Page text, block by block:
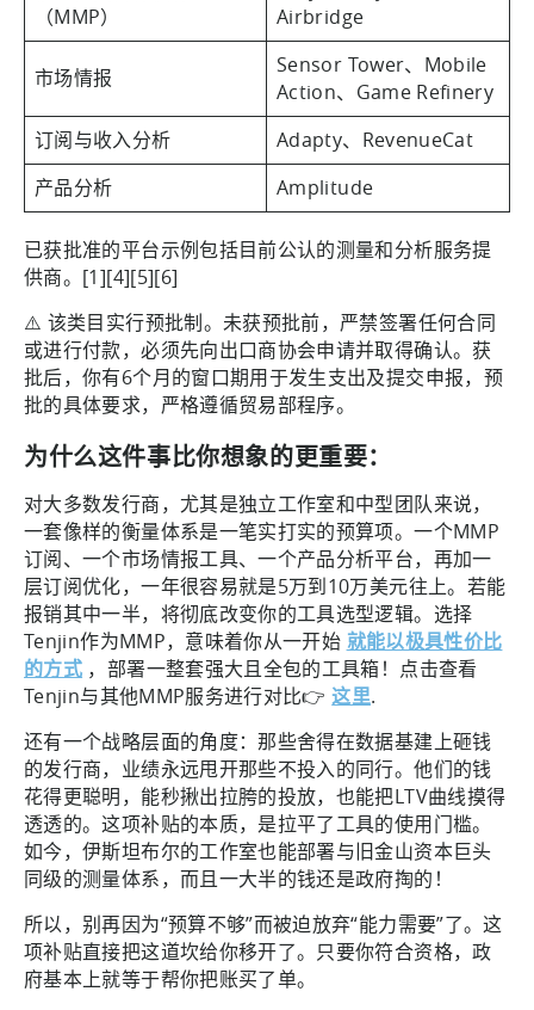
（MMP）
Airbridge
市场情报
Sensor Tower、Mobile
Action、Game Refinery
订阅与收入分析
Adapty、RevenueCat
产品分析
Amplitude
已获批准的平台示例包括目前公认的测量和分析服务提
供商。[1][4][5][6]
⚠️ 该类目实行预批制。未获预批前，严禁签署任何合同
或进行付款，必须先向出口商协会申请并取得确认。获
批后，你有6个月的窗口期用于发生支出及提交申报，预
批的具体要求，严格遵循贸易部程序。
为什么这件事比你想象的更重要：
对大多数发行商，尤其是独立工作室和中型团队来说，
一套像样的衡量体系是一笔实打实的预算项。一个MMP
订阅、一个市场情报工具、一个产品分析平台，再加一
层订阅优化，一年很容易就是5万到10万美元往上。若能
报销其中一半，将彻底改变你的工具选型逻辑。选择
Tenjin作为MMP，意味着你从一开始 就能以极具性价比
的方式 ，部署一整套强大且全包的工具箱！点击查看
Tenjin与其他MMP服务进行对比👉这里.
还有一个战略层面的角度：那些舍得在数据基建上砸钱
的发行商，业绩永远甩开那些不投入的同行。他们的钱
花得更聪明，能秒揪出拉胯的投放，也能把LTV曲线摸得
透透的。这项补贴的本质，是拉平了工具的使用门槛。
如今，伊斯坦布尔的工作室也能部署与旧金山资本巨头
同级的测量体系，而且一大半的钱还是政府掏的！
所以，别再因为“预算不够”而被迫放弃“能力需要”了。这
项补贴直接把这道坎给你移开了。只要你符合资格，政
府基本上就等于帮你把账买了单。